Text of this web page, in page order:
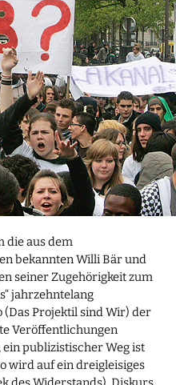
die aus dem
bekannten Willi Bär und
seiner Zugehörigkeit zum
jahrzehntelang
Projektil sind Wir) der
Veröffentlichungen
publizistischer Weg ist
wird auf ein dreigleisiges